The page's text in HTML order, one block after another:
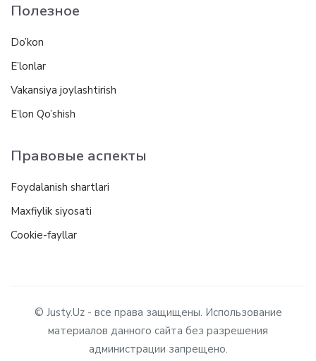
Полезное
Do’kon
E’lonlar
Vakansiya joylashtirish
E’lon Qo’shish
Правовые аспекты
Foydalanish shartlari
Maxfiylik siyosati
Cookie-fayllar
© Justy.Uz - все права защищены. Использование
материалов данного сайта без разрешения
администрации запрещено.